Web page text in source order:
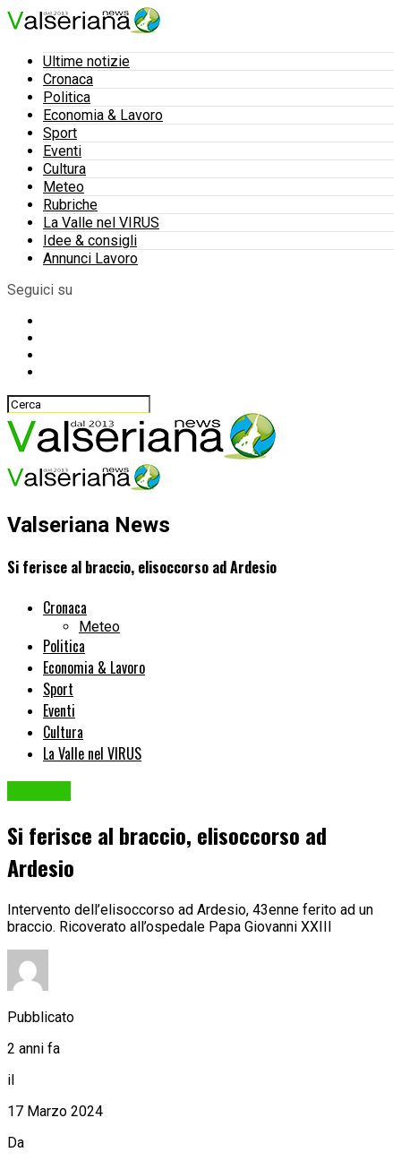
Ultime notizie
Cronaca
Politica
Economia & Lavoro
Sport
Eventi
Cultura
Meteo
Rubriche
La Valle nel VIRUS
Idee & consigli
Annunci Lavoro
Seguici su
Valseriana News
Si ferisce al braccio, elisoccorso ad Ardesio
Cronaca
Meteo
Politica
Economia & Lavoro
Sport
Eventi
Cultura
La Valle nel VIRUS
Si ferisce al braccio, elisoccorso ad
Ardesio
Intervento dell’elisoccorso ad Ardesio, 43enne ferito ad un
braccio. Ricoverato all’ospedale Papa Giovanni XXIII
Pubblicato
2 anni fa
il
17 Marzo 2024
Da